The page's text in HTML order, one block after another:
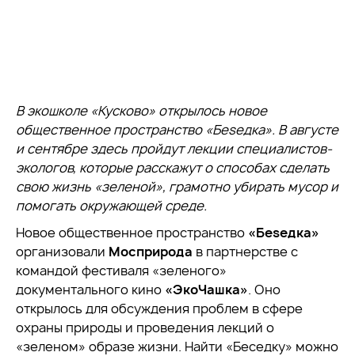
В экошколе «Кусково» открылось новое
общественное пространство «Беsедка». В августе
и сентябре здесь пройдут лекции специалистов-
экологов, которые расскажут о способах сделать
свою жизнь «зеленой», грамотно убирать мусор и
помогать окружающей среде.
Новое общественное пространство «Беsедка»
организовали Мосприрода в партнерстве с
командой фестиваля «зеленого»
документального кино «ЭкоЧашка». Оно
открылось для обсуждения проблем в сфере
охраны природы и проведения лекций о
«зеленом» образе жизни. Найти «Беседку» можно